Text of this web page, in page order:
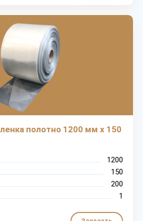
полотно 1200 мм х 150
1200
150
200
1